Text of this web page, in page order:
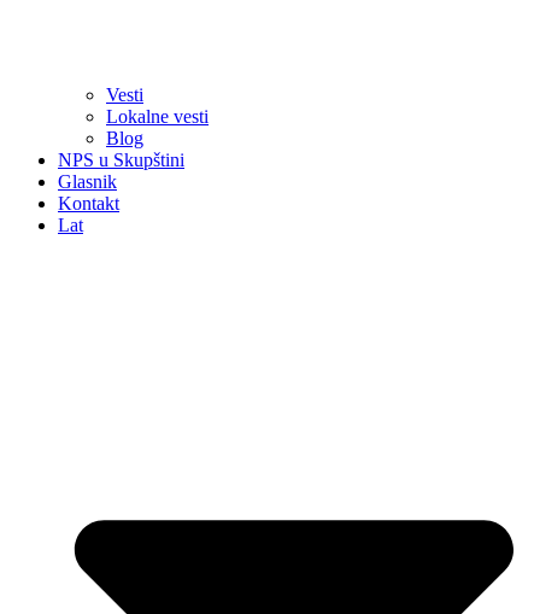
Vesti
Lokalne vesti
Blog
NPS u Skupštini
Glasnik
Kontakt
Lat